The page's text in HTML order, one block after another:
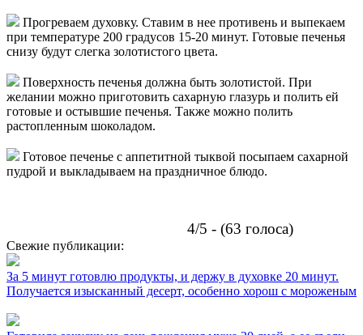
Прогреваем духовку. Ставим в нее противень и выпекаем
при температуре 200 градусов 15-20 минут. Готовые печенья
снизу будут слегка золотистого цвета.
Поверхность печенья должна быть золотистой. При
желании можно приготовить сахарную глазурь и полить ей
готовые и остывшие печенья. Также можно полить
растопленным шоколадом.
Готовое печенье с аппетитной тыквой посыпаем сахарной
пудрой и выкладываем на праздничное блюдо.
4/5 - (63 голоса)
Свежие публикации:
За 5 минут готовлю продукты, и держу в духовке 20 минут.
Получается изысканный десерт, особенно хорош с мороженым